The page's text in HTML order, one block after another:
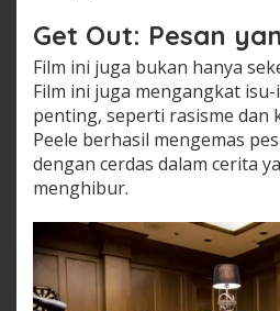
Get Out: Pesan
Film ini juga bukan hanya
Film ini juga mengangkat
penting, seperti rasisme dan
Peele berhasil mengemas
dengan cerdas dalam cerita
menghibur.